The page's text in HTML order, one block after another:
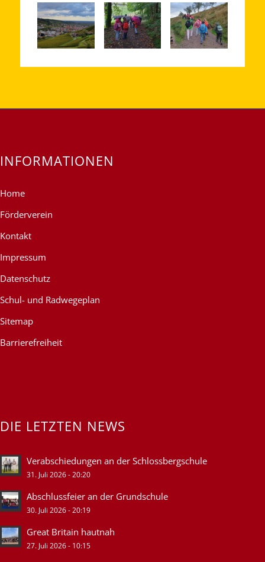
INFORMATIONEN
Home
Förderverein
Kontakt
Impressum
Datenschutz
Schul- und Radwegeplan
Sitemap
Barrierefreiheit
DIE LETZTEN NEWS
Verabschiedungen an der Schlossbergschule
31. Juli 2026 - 20:20
Abschlussfeier an der Grundschule
30. Juli 2026 - 20:19
Great Britain hautnah
27. Juli 2026 - 10:15